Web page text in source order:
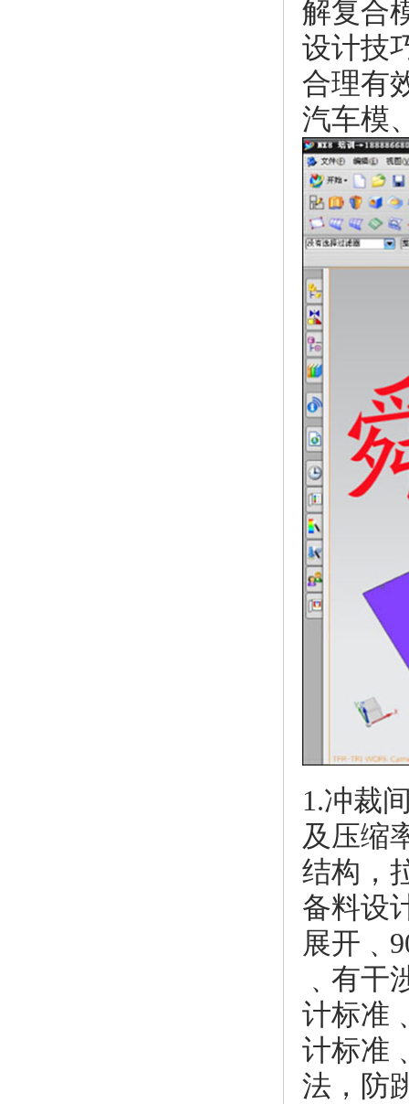
解复合
设计技
合理有
汽车模
1.冲裁
及压缩
结构，
备料设
展开
﹑有干
计标准
计标准
法，防